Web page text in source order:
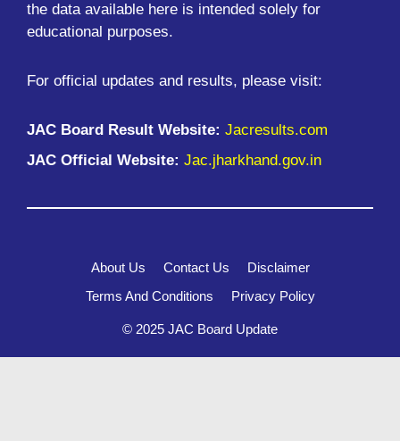
the data available here is intended solely for
educational purposes.
For official updates and results, please visit:
JAC Board Result Website: Jacresults.com
JAC Official Website: Jac.jharkhand.gov.in
About Us Contact Us
Disclaimer
Terms And Conditions
Privacy Policy
© 2025 JAC Board Update